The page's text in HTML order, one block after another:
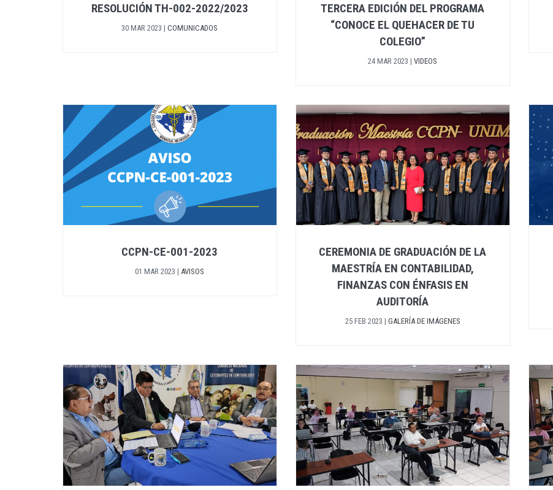
RESOLUCIÓN TH-002-2022/2023
30 MAR 2023 |COMUNICADOS
TERCERA EDICIÓN DEL PROGRAMA
“CONOCE EL QUEHACER DE TU
COLEGIO”
24 MAR 2023 |VIDEOS
CCPN-CE-001-2023
01 MAR 2023 |AVISOS
CEREMONIA DE GRADUACIÓN DE LA
MAESTRÍA EN CONTABILIDAD,
FINANZAS CON ÉNFASIS EN
AUDITORÍA
25 FEB 2023 | GALERÍA DE IMÁGENES